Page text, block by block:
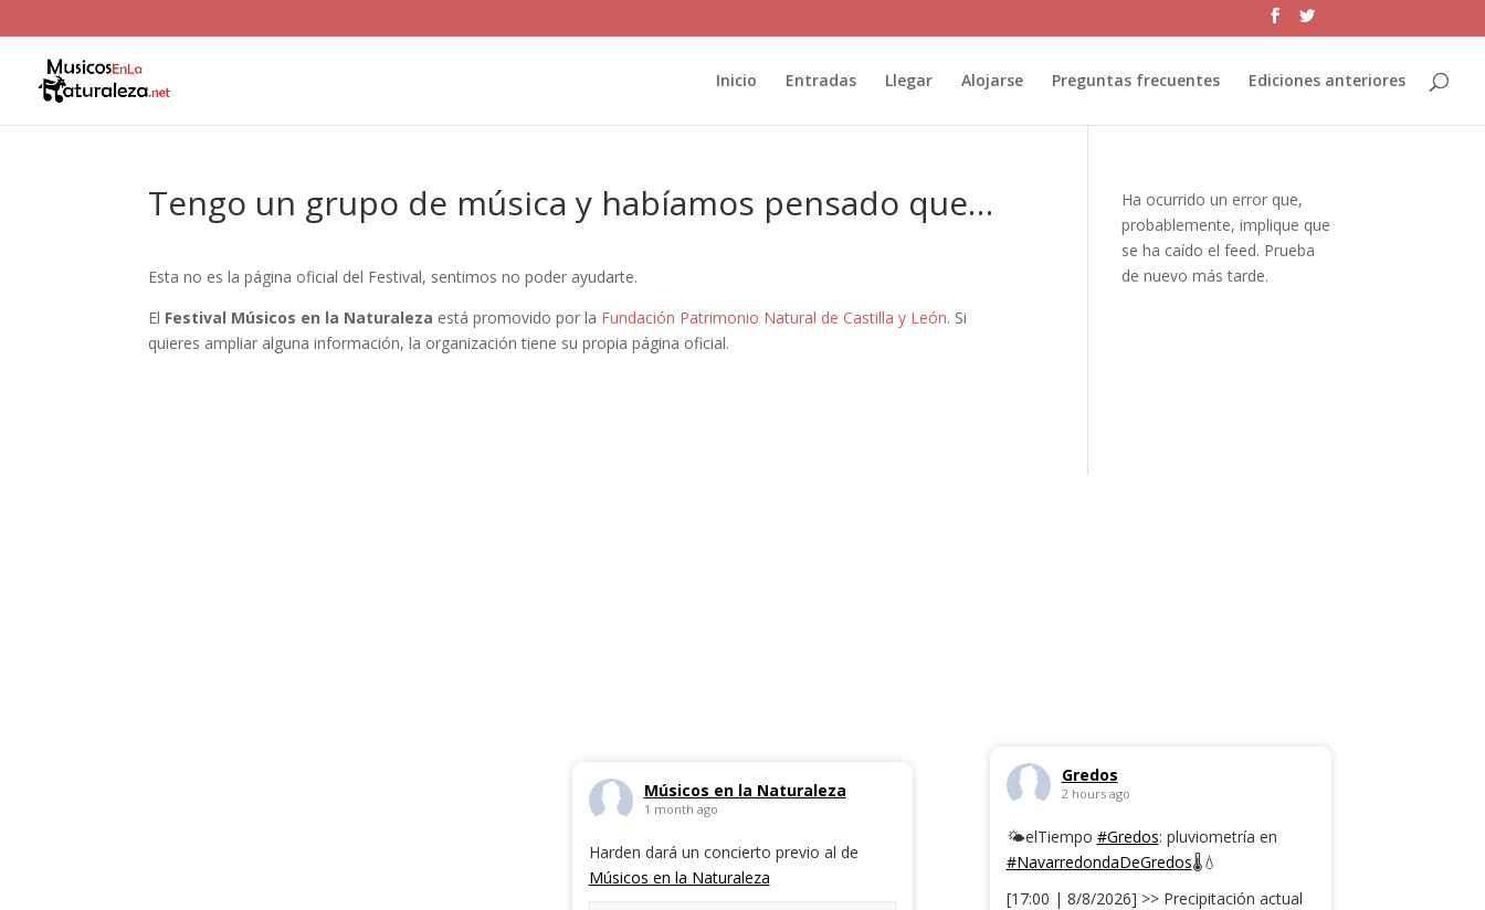
Inicio Entradas Llegar Alojarse Preguntas frecuentes Ediciones anteriores
Tengo un grupo de música y habíamos pensado que…
Esta no es la página oficial del Festival, sentimos no poder ayudarte.
El Festival Músicos en la Naturaleza está promovido por la Fundación Patrimonio Natural de Castilla y León. Si
quieres ampliar alguna información, la organización tiene su propia página oficial.
Ha ocurrido un error que,
probablemente, implique que
se ha caído el feed. Prueba
de nuevo más tarde.
Músicos en la Naturaleza
1 month ago
Harden dará un concierto previo al de
Músicos en la Naturaleza
Gredos
2 hours ago
🌤️elTiempo #Gredos: pluviometría en
#NavarredondaDeGredos🌡️💧
[17:00 | 8/8/2026] >> Precipitación actual